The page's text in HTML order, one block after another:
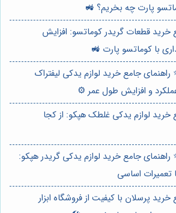
پارت چه بخریم؟ 🚜
خرید قطعات گریدر کوماتسو: افزایش
با کوماتسو پارت 🚜
راهنمای جامع خرید لوازم یدکی لیفتراک
عملکرد و افزایش طول عمر ⚙️
خرید لوازم یدکی غلطک هپکو: از کجا
راهنمای جامع خرید لوازم یدکی گریدر هپکو:
تعمیرات اساسی
پرسلان با کیفیت از فروشگاه ابزار